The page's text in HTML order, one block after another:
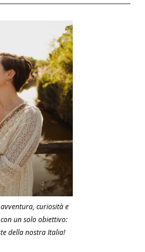
curiosità e
un solo obiettivo:
della nostra Italia!